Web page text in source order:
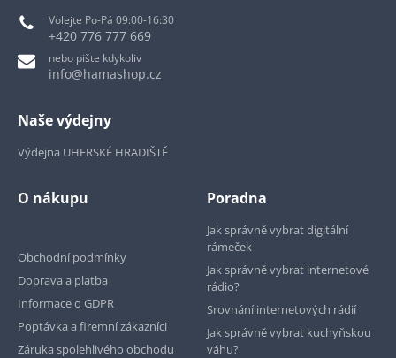
Volejte Po-Pá 09:00-16:30
+420 776 777 669
nebo pište kdykoliv
info@hamashop.cz
Naše výdejny
Výdejna UHERSKÉ HRADIŠTĚ
O nákupu
Obchodní podmínky
Doprava a platba
Informace o GDPR
Poptávka a firemní zákazníci
Záruka spolehlivého obchodu
Poradna
Jak správně vybrat digitální
rámeček
Jak správně vybrat internetové
rádio?
Srovnání internetových rádií
Jak správně vybrat kuchyňskou
váhu?